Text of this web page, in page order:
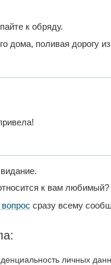
к обряду.
дома, поливая дорогу
к вам любимый?
сразу всему
личных